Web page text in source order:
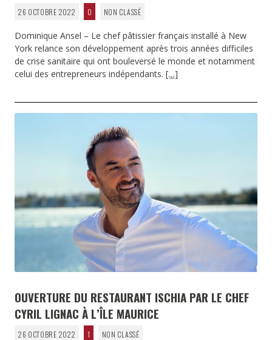
26 OCTOBRE 2022 0 NON CLASSÉ
Dominique Ansel – Le chef pâtissier français installé à New
York relance son développement après trois années difficiles
de crise sanitaire qui ont bouleversé le monde et notamment
celui des entrepreneurs indépendants. […]
OUVERTURE DU RESTAURANT ISCHIA PAR LE CHEF
CYRIL LIGNAC À L’ÎLE MAURICE
26 OCTOBRE 2022 1 NON CLASSÉ